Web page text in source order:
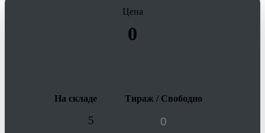
Цена
0
На складе Тираж / Свободно
5